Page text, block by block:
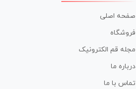
صفحه اصلی
فروشگاه
مجله قم الکترونیک
درباره ما
تماس با ما